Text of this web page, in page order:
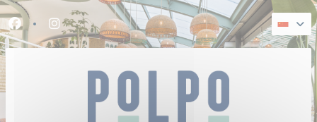
Cookie管理面板
Facebook ((在新窗口中打开))
Instagram ((在新窗口中打开))